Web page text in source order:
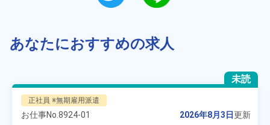
あなたにおすすめの求人
未読
正社員 ※無期雇用派遣
お仕事No. 8924-01 2026年8月3日更新